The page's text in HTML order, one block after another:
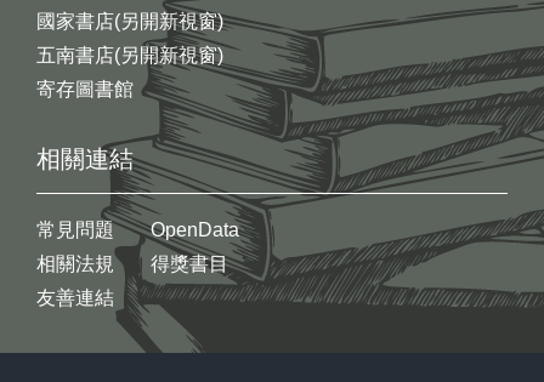
國家書店(另開新視窗)
五南書店(另開新視窗)
寄存圖書館
相關連結
常見問題
相關法規
友善連結
OpenData
得獎書目